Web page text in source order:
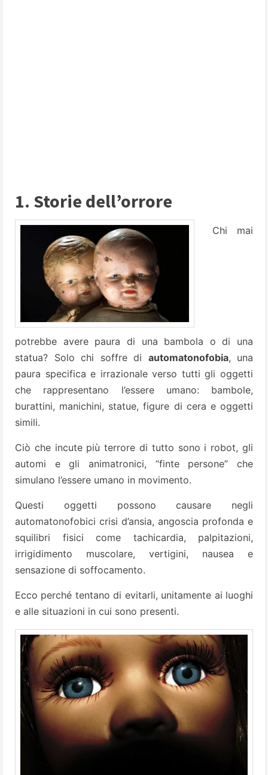
1. Storie dell’orrore
Chi mai
potrebbe avere paura di una bambola o di una
statua? Solo chi soffre di automatonofobia, una
paura specifica e irrazionale verso tutti gli oggetti
che rappresentano l’essere umano: bambole,
burattini, manichini, statue, figure di cera e oggetti
simili.
Ciò che incute più terrore di tutto sono i robot, gli
automi e gli animatronici, “finte persone” che
simulano l’essere umano in movimento.
Questi oggetti possono causare negli
automatonofobici crisi d’ansia, angoscia profonda e
squilibri fisici come tachicardia, palpitazioni,
irrigidimento muscolare, vertigini, nausea e
sensazione di soffocamento.
Ecco perché tentano di evitarli, unitamente ai luoghi
e alle situazioni in cui sono presenti.